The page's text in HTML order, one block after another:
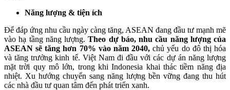
Năng lượng & tiện ích
Để đáp ứng nhu cầu ngày càng tăng, ASEAN đang đầu tư mạnh mẽ
vào hạ tầng năng lượng.Theo dự báo, nhu cầu năng lượng của
ASEAN sẽ tăng hơn 70% vào năm 2040, chủ yếu do đô thị hóa
và tăng trưởng kinh tế. Việt Nam đi đầu với các dự án năng lượng
mặt trời quy mô lớn, trong khi Indonesia khai thác tiềm năng địa
nhiệt. Xu hướng chuyển sang năng lượng bền vững đang thu hút
các nhà đầu tư quan tâm đến phát triển xanh.